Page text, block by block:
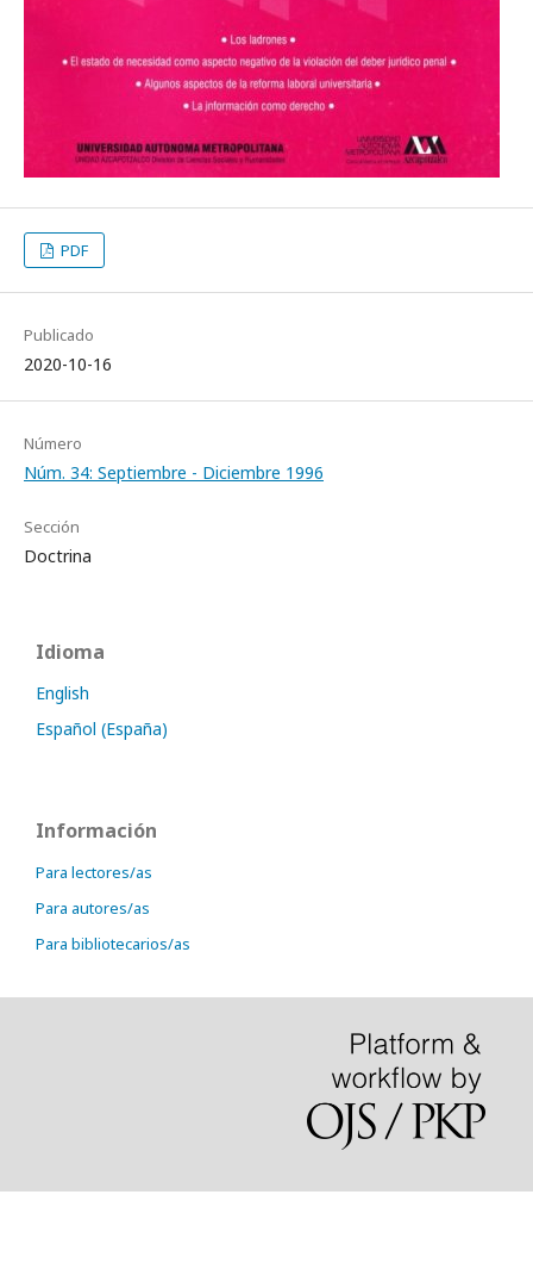
PDF
Publicado
2020-10-16
Número
Núm. 34: Septiembre - Diciembre 1996
Sección
Doctrina
Idioma
English
Español (España)
Información
Para lectores/as
Para autores/as
Para bibliotecarios/as